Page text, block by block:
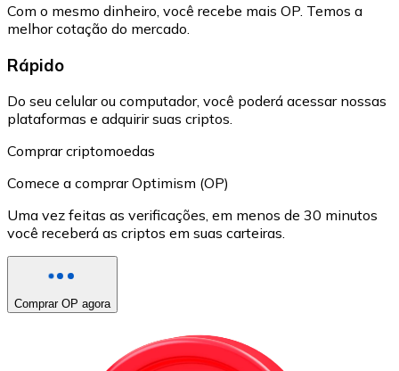
Com o mesmo dinheiro, você recebe mais OP. Temos a
melhor cotação do mercado.
Rápido
Do seu celular ou computador, você poderá acessar nossas
plataformas e adquirir suas criptos.
Comprar criptomoedas
Comece a comprar Optimism (OP)
Uma vez feitas as verificações, em menos de 30 minutos
você receberá as criptos em suas carteiras.
Comprar OP agora